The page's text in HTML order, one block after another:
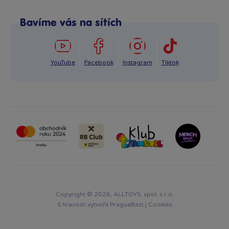
info@bambule.cz
Napsat zprávu
Bavíme vás na sítích
YouTube Facebook Instagram Tiktok
Copyright © 2026, ALLTOYS, spol. s r.o.
S hravostí vytvořil PragueBest| Cookies